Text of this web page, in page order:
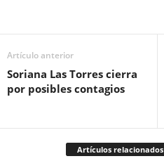
Artículo anterior
Soriana Las Torres cierra
por posibles contagios
Artículos relacionados